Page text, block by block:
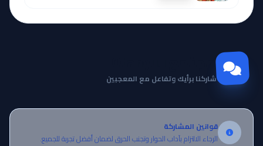
مجتمع Otanyuu
شاركنا برأيك وتفاعل مع المعجبين
قوانين المشاركة
الرجاء الالتزام بآداب الحوار وتجنب الحرق لضمان أفضل تجربة للجميع.